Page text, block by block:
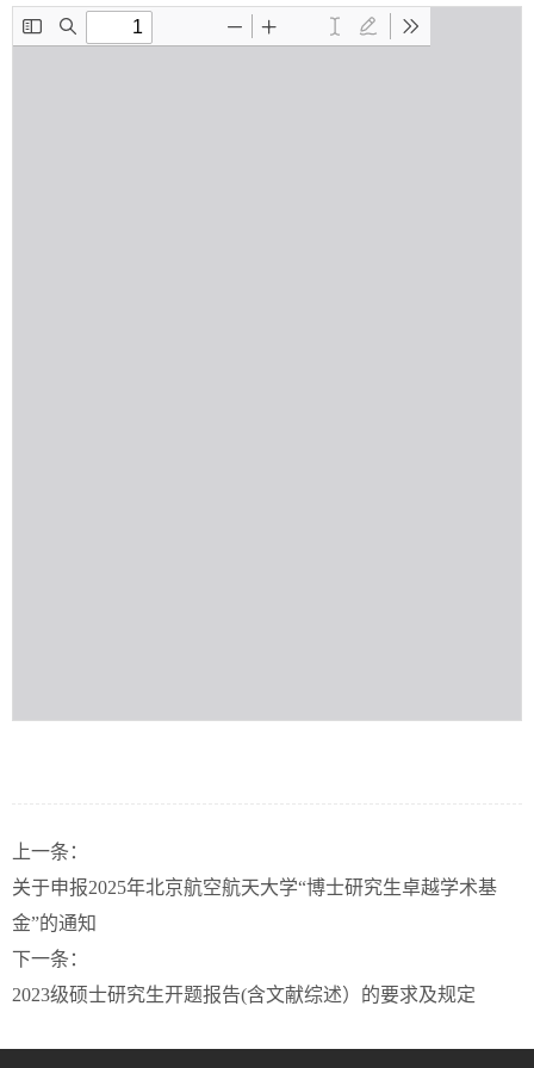
上一条：
关于申报2025年北京航空航天大学“博士研究生卓越学术基
金”的通知
下一条：
2023级硕士研究生开题报告(含文献综述）的要求及规定